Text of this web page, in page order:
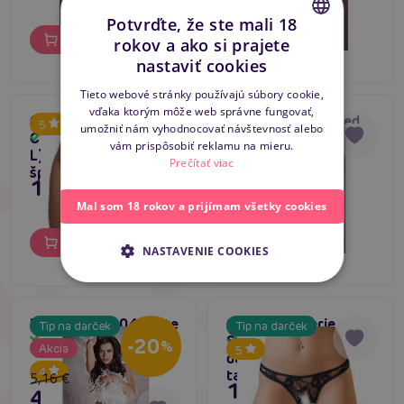
Do košíka Do košíka
5
Cottelli Lingerie
Crotchless String (S-
L), otvorené tangá so
šperkami
Skladom
15,80 €
Passion MT015 red
Skladom
5,16 €
Tip na darček
Akcia
4
-20%
Passion MT004 white
Skladom
5,16 €
4,12 €
Tip na darček
5
Cottelli Lingerie
String (C2320002),
dámska čipkované
tangá s prestrihom
Skladom
11,80 €
CZECH
ENGLISH
Potvrďte, že ste mali 18
rokov a ako si prajete
nastaviť cookies
Tieto webové stránky používajú súbory cookie,
vďaka ktorým môže web správne fungovať,
umožniť nám vyhodnocovať návštevnosť alebo
vám prispôsobiť reklamu na mieru.
Prečítať viac
Mal som 18 rokov a prijímam všetky cookies
NASTAVENIE COOKIES